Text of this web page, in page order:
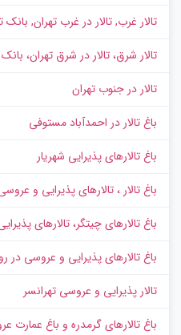
تالار غرب, تالار در غرب تهران, بانک
تالار شرق، تالار در شرق تهران، بانک
تالار در جنوب تهران
باغ تالار در احمدآباد مستوفی
باغ تالارهای پذیرایی شهریار
باغ تالار ، تالارهای پذیرایی و
باغ تالارهای چیتگر، تالارهای
باغ تالارهای پذیرایی و عروسی
تالار پذیرایی و عروسی تهرانسر
باغ تالارهای گرمدره و باغ عمارت